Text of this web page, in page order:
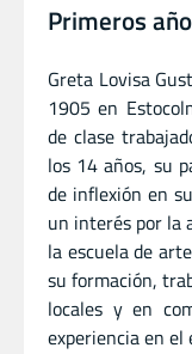
Primeros
Greta Lovisa
1905 en
de clase
los 14 años, su
de inflexión en
un interés por la
la escuela de
su formación,
locales y en
experiencia en el